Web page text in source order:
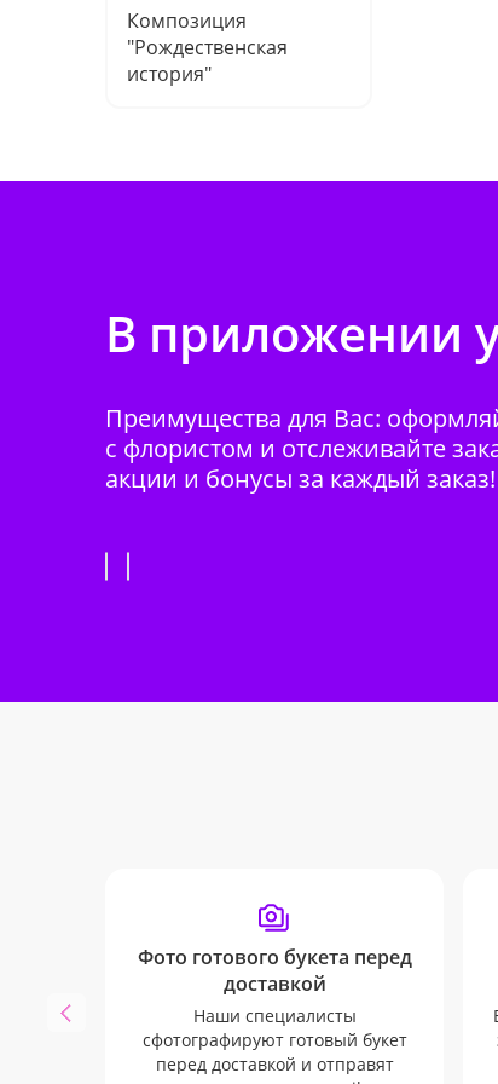
Композиция
"Рождественская
история"
В приложении
Преимущества для Вас:
с флористом и отслеживайте
акции и бонусы за каждый заказ!
Фото готового букета перед
доставкой
Наши специалисты
сфотографируют готовый букет
перед доставкой и отправят